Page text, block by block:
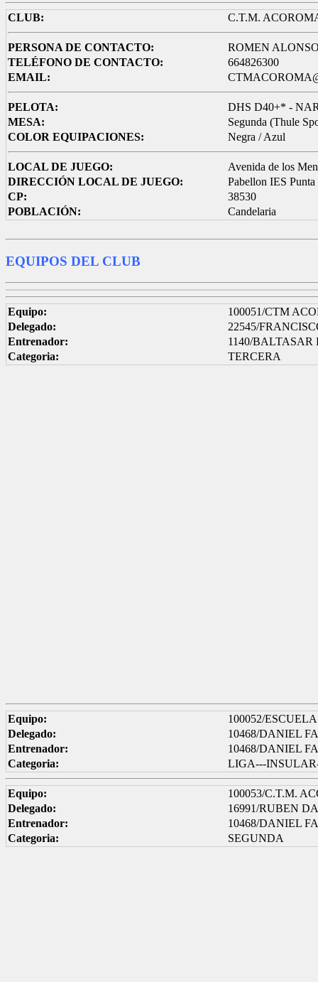
CLUB: C.T.M.
PERSONA DE CONTACTO:
ROMEN
TELÉFONO DE CONTACTO:
664826300
EMAIL:
PELOTA:
DHS D40+* -
MESA:
Segunda (Thule
COLOR EQUIPACIONES:
Negra / Azul
LOCAL DE JUEGO:
Avenida de los
DIRECCIÓN LOCAL DE JUEGO:
Pabellon IES
CP:
38530
POBLACIÓN:
Candelaria
EQUIPOS DEL CLUB
Equipo:
100051/CTM
Delegado:
22545/
Entrenador:
1140/BALTASAR
Categoria:
TERCERA
Equipo:
100052/
Delegado:
10468/DANIEL
Entrenador:
10468/DANIEL
Categoria:
LIGA---
Equipo:
100053/C.T.M.
Delegado:
16991/RUBEN
Entrenador:
10468/DANIEL
Categoria:
SEGUNDA